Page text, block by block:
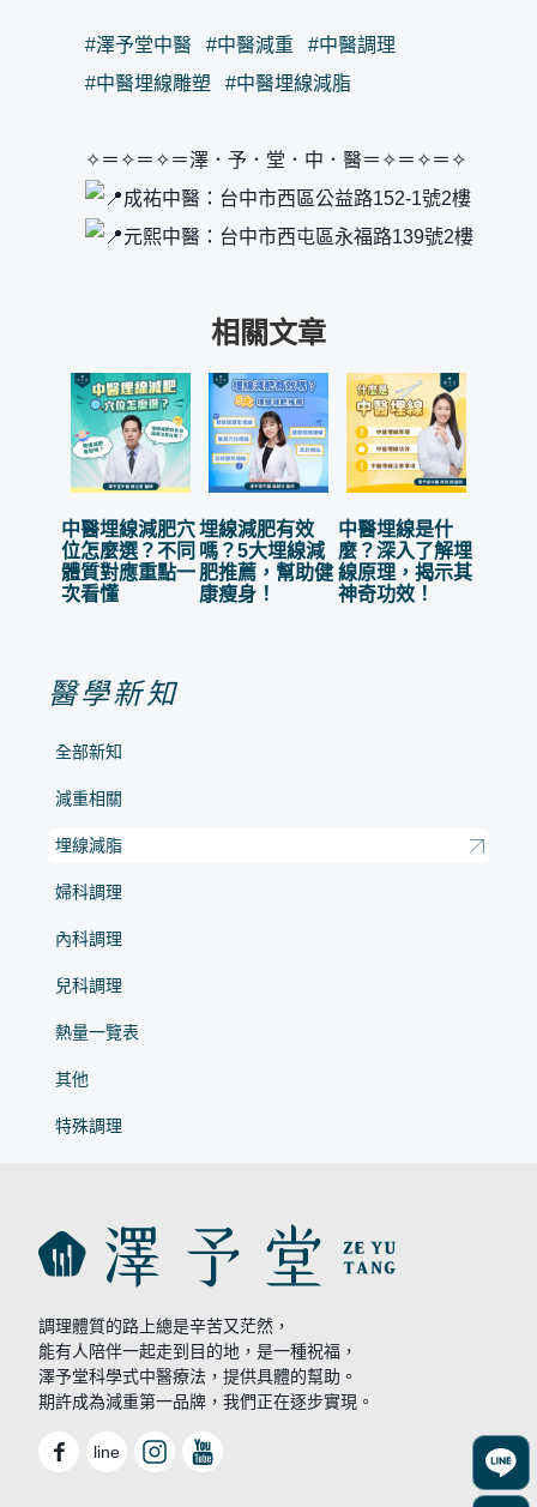
醫學新知
全部新知
減重相關
埋線減脂
婦科調理
內科調理
兒科調理
熱量一覽表
其他
特殊調理
#澤予堂中醫 #中醫減重
#中醫調理
#中醫埋線雕塑
#中醫埋線減脂
✧＝✧＝✧＝澤．予．堂．中．醫＝✧＝✧＝✧
成祐中醫：台中市西區公益路152-1號2樓
元熙中醫：台中市西屯區永福路139號2樓
相關文章
中醫埋線減肥穴
位怎麼選？不同
體質對應重點一
次看懂
埋線減肥有效
嗎？5大埋線減
肥推薦，幫助健
康瘦身！
中醫埋線是什
麼？深入了解埋
線原理，揭示其
神奇功效！
調理體質的路上總是辛苦又茫然，
能有人陪伴一起走到目的地，是一種祝福，
澤予堂科學式中醫療法，提供具體的幫助。
期許成為減重第一品牌，我們正在逐步實現。
line